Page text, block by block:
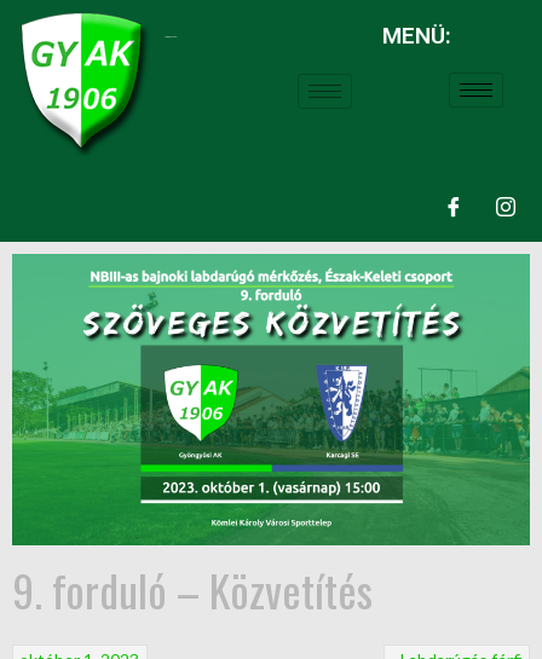
MENÜ:
9. forduló – Közvetítés